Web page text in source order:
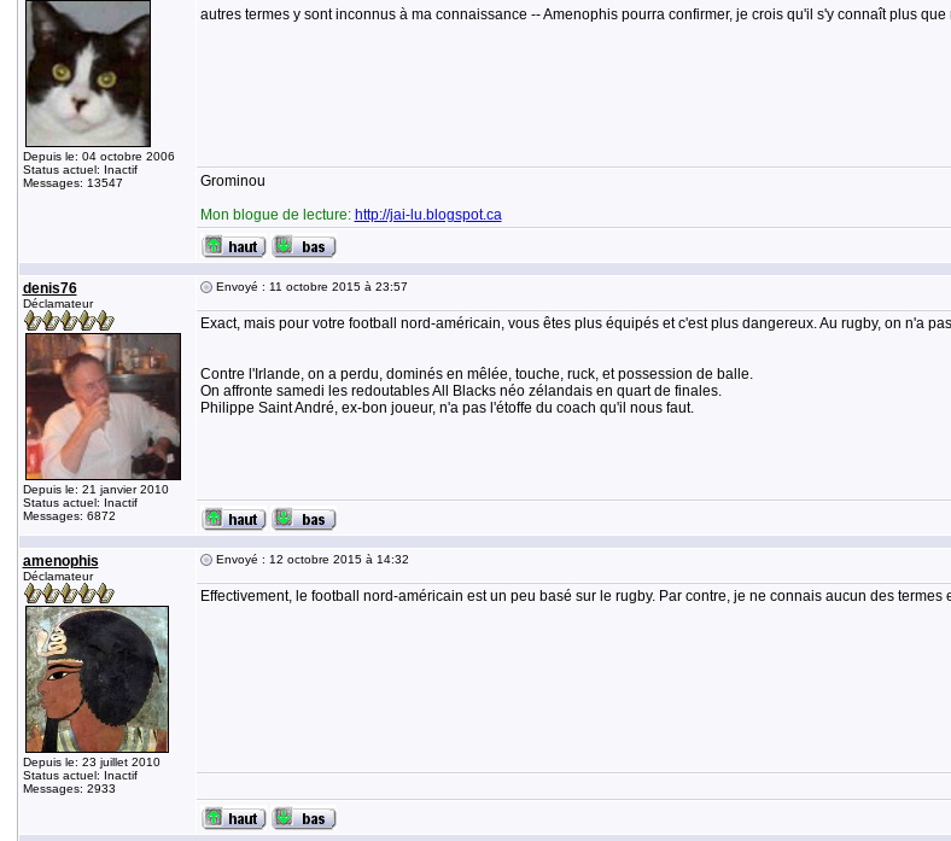
Depuis le: 04 octobre 2006
Status actuel: Inactif
Messages: 13547
autres termes y sont inconnus à ma connaissance -- Amenophis pourra confirmer, je crois qu'il s'y connaît plus
Grominou
Mon blogue de lecture: http://jai-lu.blogspot.ca
denis76
Déclamateur
Depuis le: 21 janvier 2010
Status actuel: Inactif
Messages: 6872
Envoyé : 11 octobre 2015 à 23:57
Exact, mais pour votre football nord-américain, vous êtes plus équipés et c'est plus dangereux. Au rugby, on n'a
Contre l'Irlande, on a perdu, dominés en mêlée, touche, ruck, et possession de balle.
On affronte samedi les redoutables All Blacks néo zélandais en quart de finales.
Philippe Saint André, ex-bon joueur, n'a pas l'étoffe du coach qu'il nous faut.
amenophis
Déclamateur
Depuis le: 23 juillet 2010
Status actuel: Inactif
Messages: 2933
Envoyé : 12 octobre 2015 à 14:32
Effectivement, le football nord-américain est un peu basé sur le rugby. Par contre, je ne connais aucun des termes